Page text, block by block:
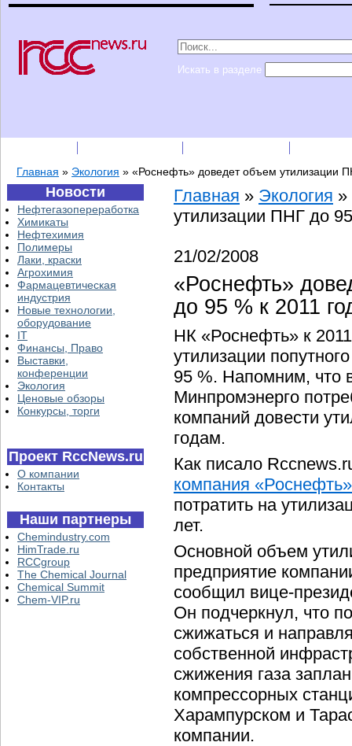
Искать в разделе
Главная » Экология » «Роснефть» доведет объем утилизации
Новости
Нефтегазопереработка
Химикаты
Нефтехимия
Полимеры
Лаки, краски
Агрохимия
Фармацевтическая
индустрия
Новые технологии,
оборудование
IT
Финансы, Право
Выставки,
конференции
Экология
Ценовые обзоры
Конкурсы, торги
Проект RccNews.ru
О компании
Контакты
Наши партнеры
Chemindustry.com
HimTrade.ru
RCCgroup
The Chemical Journal
Chemical Summit
Chem-VIP.ru
Главная » Экология »
утилизации ПНГ до
21/02/2008
«Роснефть»
до 95 % к 2011
НК «Роснефть» к
утилизации
95 %. Напомним, что
Минпромэнерго
компаний довести
годам.
Как писало
компания «Роснефть»
потратить на
лет.
Основной объем
предприятие
сообщил вице-
Он подчеркнул, что
сжижаться и
собственной
сжижения газа
компрессорных
Харампурском и
компании.